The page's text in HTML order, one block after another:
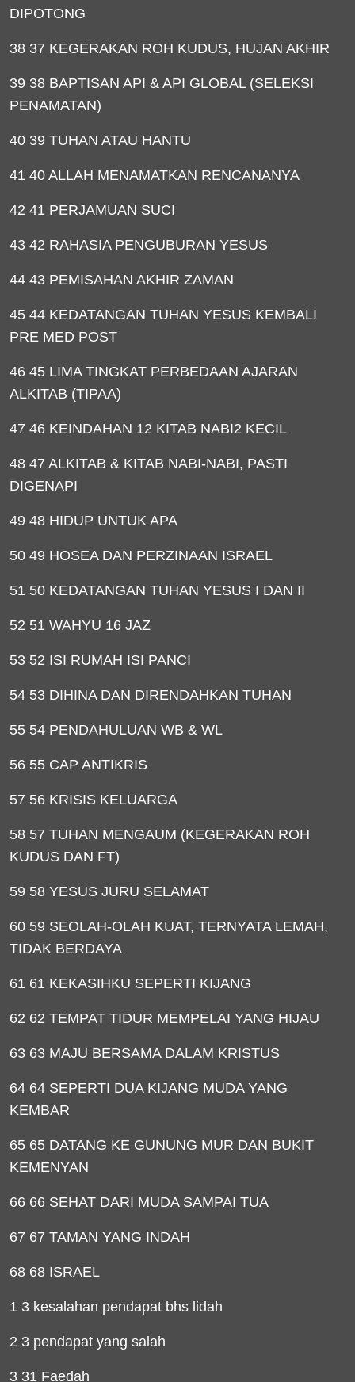
DIPOTONG
38 37 KEGERAKAN ROH KUDUS, HUJAN AKHIR
39 38 BAPTISAN API & API GLOBAL (SELEKSI
PENAMATAN)
40 39 TUHAN ATAU HANTU
41 40 ALLAH MENAMATKAN RENCANANYA
42 41 PERJAMUAN SUCI
43 42 RAHASIA PENGUBURAN YESUS
44 43 PEMISAHAN AKHIR ZAMAN
45 44 KEDATANGAN TUHAN YESUS KEMBALI
PRE MED POST
46 45 LIMA TINGKAT PERBEDAAN AJARAN
ALKITAB (TIPAA)
47 46 KEINDAHAN 12 KITAB NABI2 KECIL
48 47 ALKITAB & KITAB NABI-NABI, PASTI
DIGENAPI
49 48 HIDUP UNTUK APA
50 49 HOSEA DAN PERZINAAN ISRAEL
51 50 KEDATANGAN TUHAN YESUS I DAN II
52 51 WAHYU 16 JAZ
53 52 ISI RUMAH ISI PANCI
54 53 DIHINA DAN DIRENDAHKAN TUHAN
55 54 PENDAHULUAN WB & WL
56 55 CAP ANTIKRIS
57 56 KRISIS KELUARGA
58 57 TUHAN MENGAUM (KEGERAKAN ROH
KUDUS DAN FT)
59 58 YESUS JURU SELAMAT
60 59 SEOLAH-OLAH KUAT, TERNYATA LEMAH,
TIDAK BERDAYA
61 61 KEKASIHKU SEPERTI KIJANG
62 62 TEMPAT TIDUR MEMPELAI YANG HIJAU
63 63 MAJU BERSAMA DALAM KRISTUS
64 64 SEPERTI DUA KIJANG MUDA YANG
KEMBAR
65 65 DATANG KE GUNUNG MUR DAN BUKIT
KEMENYAN
66 66 SEHAT DARI MUDA SAMPAI TUA
67 67 TAMAN YANG INDAH
68 68 ISRAEL
1 3 kesalahan pendapat bhs lidah
2 3 pendapat yang salah
3 31 Faedah